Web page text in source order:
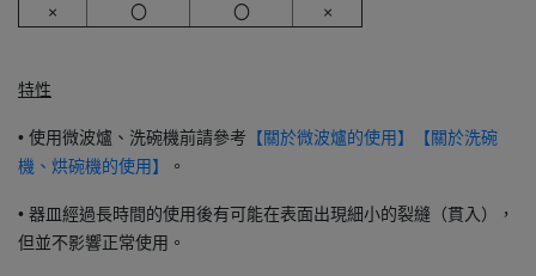
×
〇 〇 ×
特性
• 使用微波爐、洗碗機前請參考 【關於微波爐的使用】
【關於洗碗
機、烘碗機的使用】
。
• 器皿經過長時間的使用後有可能在表面出現細小的裂縫（貫入），
但並不影響正常使用。